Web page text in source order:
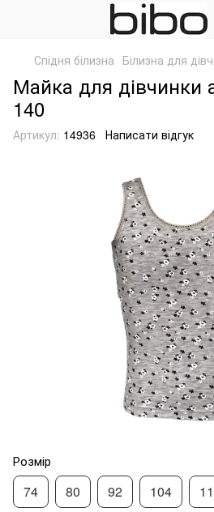
Спідня білизна Білизна для
Майка для дівчинки
140
Артикул: 14936 Написати відгук
Розмір
74 80 92 104